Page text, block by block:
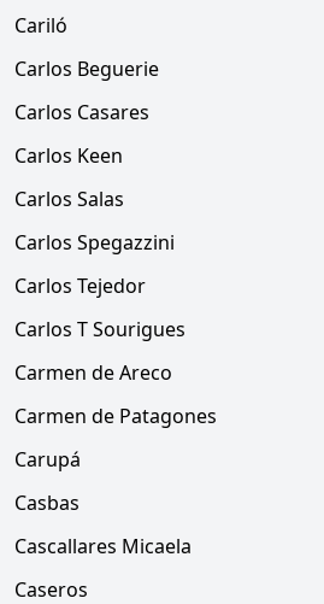
Cariló
Carlos Beguerie
Carlos Casares
Carlos Keen
Carlos Salas
Carlos Spegazzini
Carlos Tejedor
Carlos T Sourigues
Carmen de Areco
Carmen de Patagones
Carupá
Casbas
Cascallares Micaela
Caseros